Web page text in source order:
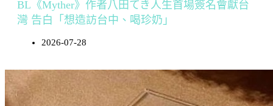
BL《Myther》作者八田てき人生首場簽名會獻台
灣 告白「想造訪台中、喝珍奶」
2026-07-28